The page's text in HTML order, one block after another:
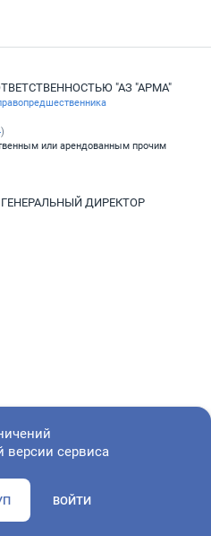
"АЗ "АРМА"
)
или арендованным прочим
ДИРЕКТОР
версии сервиса
ВОЙТИ